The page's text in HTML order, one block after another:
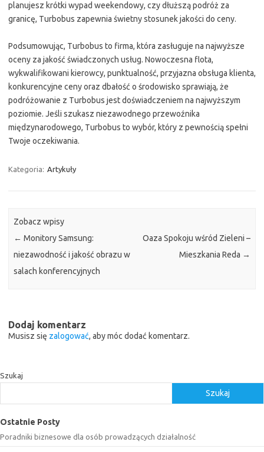
planujesz krótki wypad weekendowy, czy dłuższą podróż za
granicę, Turbobus zapewnia świetny stosunek jakości do ceny.
Podsumowując, Turbobus to firma, która zasługuje na najwyższe
oceny za jakość świadczonych usług. Nowoczesna flota,
wykwalifikowani kierowcy, punktualność, przyjazna obsługa klienta,
konkurencyjne ceny oraz dbałość o środowisko sprawiają, że
podróżowanie z Turbobus jest doświadczeniem na najwyższym
poziomie. Jeśli szukasz niezawodnego przewoźnika
międzynarodowego, Turbobus to wybór, który z pewnością spełni
Twoje oczekiwania.
Kategoria: Artykuły
Zobacz wpisy
← Monitory Samsung:
niezawodność i jakość obrazu w
salach konferencyjnych
Oaza Spokoju wśród Zieleni –
Mieszkania Reda →
Dodaj komentarz
Musisz się zalogować, aby móc dodać komentarz.
Szukaj
Szukaj
Ostatnie Posty
Poradniki biznesowe dla osób prowadzących działalność